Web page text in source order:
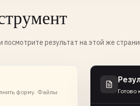
результат на этой же
форму. Файлы
Готово